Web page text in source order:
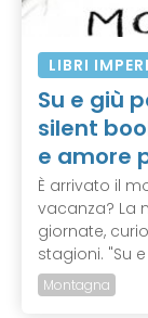
LIBRI
Su e giù
silent
e amore
È arrivato il
vacanza? La
giornate,
stagioni. "Su e
Montagna